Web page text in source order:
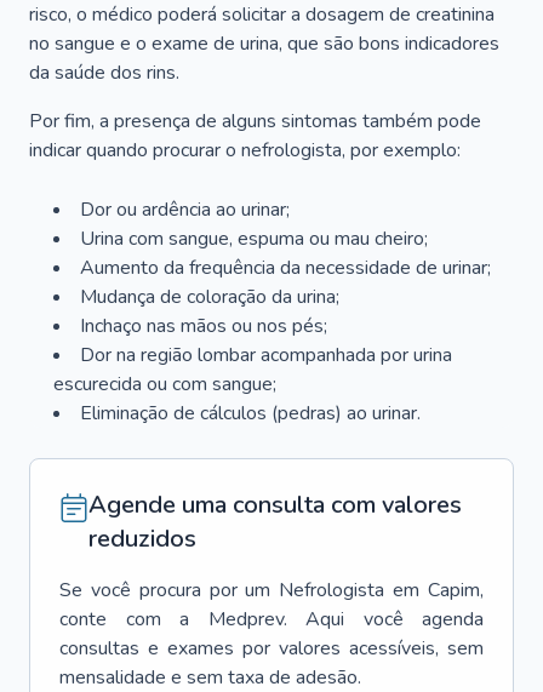
risco, o médico poderá solicitar a dosagem de creatinina
no sangue e o exame de urina, que são bons indicadores
da saúde dos rins.
Por fim, a presença de alguns sintomas também pode
indicar quando procurar o nefrologista, por exemplo:
Dor ou ardência ao urinar;
Urina com sangue, espuma ou mau cheiro;
Aumento da frequência da necessidade de urinar;
Mudança de coloração da urina;
Inchaço nas mãos ou nos pés;
Dor na região lombar acompanhada por urina
escurecida ou com sangue;
Eliminação de cálculos (pedras) ao urinar.
Agende uma consulta com valores
reduzidos
Se você procura por um Nefrologista em Capim,
conte com a Medprev. Aqui você agenda
consultas e exames por valores acessíveis, sem
mensalidade e sem taxa de adesão.